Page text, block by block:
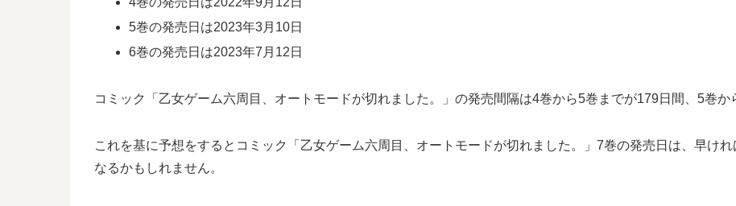
5巻の発売日は2023年3月10日
6巻の発売日は2023年7月12日
コミック「乙女ゲーム六周目、オートモードが切れました。」の発売間隔は4巻から5巻までが179日間、5巻か
これを基に予想をするとコミック「乙女ゲーム六周目、オートモードが切れました。」7巻の発売日は、早け
なるかもしれません。